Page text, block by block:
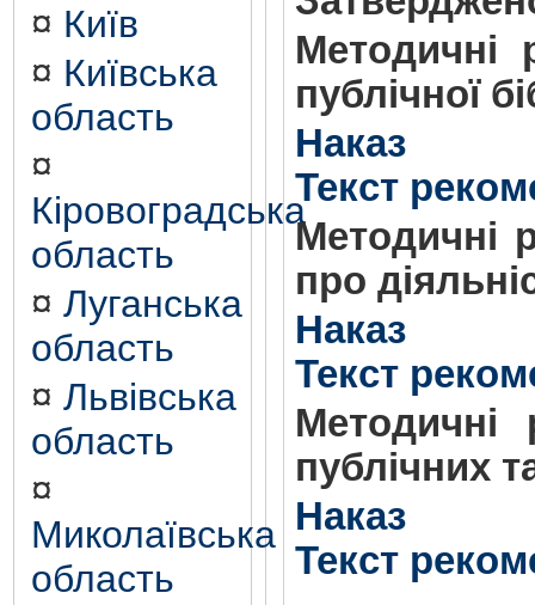
¤ Київ
¤ Київська
область
¤
Кіровоградська
область
¤ Луганська
область
¤ Львівська
область
¤
Миколаївська
область
Методичні
публічної
Наказ
Текст
Методичні
про
Наказ
Текст
Методичні
публічних
Наказ
Текст